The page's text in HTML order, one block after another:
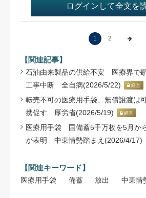
ログインして全文を
1 2
【関連記事】
石油由来製品の供給不安 医療界で
工事中断 全自病(2026/5/22)
経営
転売不可の医療用手袋、無償譲渡は
携促す 厚労省(2026/5/19)
経営
医療用手袋 国備蓄5千万枚を5月か
が表明 中東情勢踏まえ(2026/4/17)
【関連キーワード】
医療用手袋 備蓄 放出 中東情